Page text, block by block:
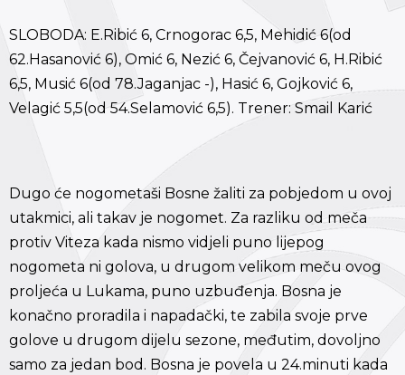
SLOBODA: E.Ribić 6, Crnogorac 6,5, Mehidić 6(od
62.Hasanović 6), Omić 6, Nezić 6, Čejvanović 6, H.Ribić
6,5, Musić 6(od 78.Jaganjac -), Hasić 6, Gojković 6,
Velagić 5,5(od 54.Selamović 6,5). Trener: Smail Karić
Dugo će nogometaši Bosne žaliti za pobjedom u ovoj
utakmici, ali takav je nogomet. Za razliku od meča
protiv Viteza kada nismo vidjeli puno lijepog
nogometa ni golova, u drugom velikom meču ovog
proljeća u Lukama, puno uzbuđenja. Bosna je
konačno proradila i napadački, te zabila svoje prve
golove u drugom dijelu sezone, međutim, dovoljno
samo za jedan bod. Bosna je povela u 24.minuti kada